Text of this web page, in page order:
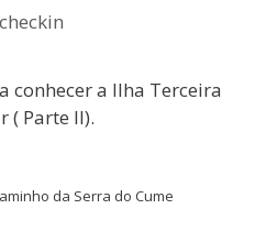
checkin
conhecer a Ilha Terceira
( Parte II).
da Serra do Cume